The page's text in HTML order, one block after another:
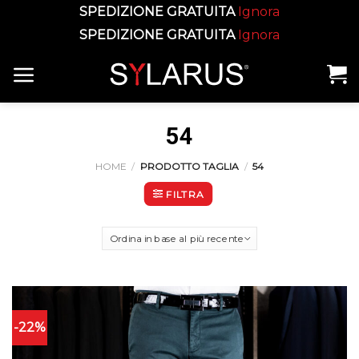
SPEDIZIONE GRATUITA Ignora
SPEDIZIONE GRATUITA Ignora
content
54
HOME / PRODOTTO TAGLIA / 54
FILTRA
-22%